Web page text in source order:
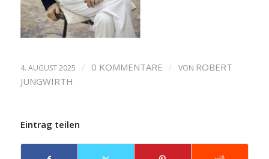
4. AUGUST 2025 / 0 KOMMENTARE / VON ROBERT
JUNGWIRTH
Eintrag teilen